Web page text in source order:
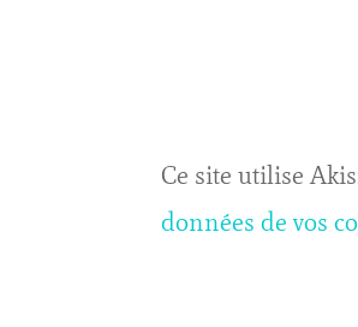
Ce site utilise
données de vos